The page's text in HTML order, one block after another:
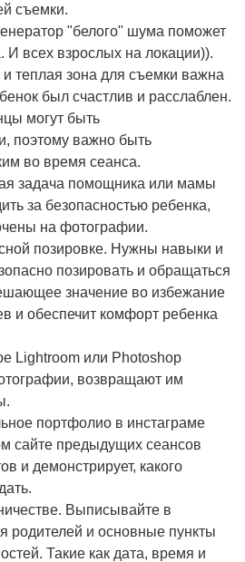
съемки.
"белого" шума поможет
И всех взрослых на локации)).
и теплая зона для съемки важна
был счастлив и расслаблен.
могут быть
поэтому важно быть
во время сеанса.
задача помощника или мамы
за безопасностью ребенка,
на фотографии.
позировке. Нужны навыки и
позировать и обращаться
значение во избежание
и обеспечит комфорт ребенка
Lightroom или Photoshop
возвращают им
портфолио в инстаграме
сайте предыдущих сеансов
и демонстрирует, какого
Выписывайте в
родителей и основные пункты
Такие как дата, время и